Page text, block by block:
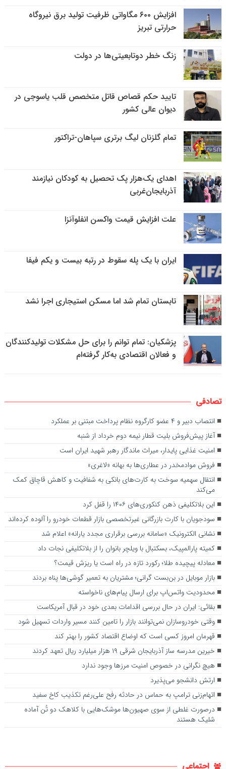
افزایش ۶۰۰ مگاواتی ظرفیت تولید برق نیروگاه
حرارتی تبریز
زنگ خطر دوتابعیتی‌ها در دولت
تایید حکم قصاص قاتل متخصص قلب یاسوجی در
دیوان عالی کشور
تمام گلزنان لیگ‌ برتری سپاهان-تراکتور
اهدای یک‌هزار پک تحصیل به کودکان نیازمند
آذربایجان‌غربی
علت افزایش قیمت واکسن انفلوآنزا
ایران با یک پله سقوط در رتبه بیست و یکم فیفا
تابستان تمام شد اما مسکن استیجاری اجرا نشد
پزشکیان: تمام توانم را برای حل مشکلات تولیدکنندگان
و فعالان اقتصادی به‌کار گرفته‌ام
تصادفی
انتصاب دبیر و ۴ عضو کارگروه نظام پرداخت مبتنی بر عملکرد
آغاز پیش‌فروش بلیت‌ قطار نیمه دوم خرداد از شنبه
امنیت غذایی پایدار، میراث ماندگار رهبر شهید ایران است
فروش موادمخدر در عطاری‌ها به بهانه «لاغری»
انتقال سهمیه سوخت به کارت‌های بانکی به شفافیت و کاهش قاچاق کمک
می‌کند
این بلاتکلیفی ذهن کنکوری‌های ۱۴۰۶ را قفل کرد
سودجویان با کارت‌ بازرگانی غیرتخصصی بازار قطعات خودرو را آلوده کرده‌اند
نشانی الکترونیک «سامانه بررسی برقراری مجدد یارانه» اعلام شد
کمیته پارالمپیک، بسکتبال با ویلچر بانوان را از بلاتکلیفی نجات داد
معادله پیچیده طلا؛ رکورد تازه در راه است یا ریزش قیمت؟
بازار موبایل در بن‌بست گرانی؛ مشتریان به تعمیر گوشی‌ها پناه بردند
محدودیت واتس‌اپ برای ارسال پیام‌های ناخواسته
بقائی: ایران در حال بررسی اقدامات بعدی خود در قبال آمریکاست
وقتی خودروسازان نمی‌توانند بازار را تامین کنند مسیر واردات تسهیل شود
قهرمان امروز کسی است که اوضاع اقتصاد کشور را بهتر کند
خیرین مدرسه ساز آذربایجان شرقی ۱۹ هزار میلیارد ریال تعهد کردند
هیچ نگرانی در خصوص امنیت مرزها وجود ندارد
ارتش دانشجو می‌پذیرد
اتهام‌زنی ترامپ به حماس در حادثه رفح علی‌رغم تکذیب کاخ سفید
درصورت غلطی از سوی صهیون‌ها موشک‌هایی با کلاهک دو تُن آماده
شلیک هستند
اجتماعی